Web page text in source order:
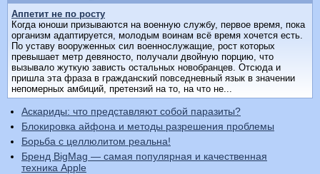
Аппетит не по росту
Когда юноши призываются на военную службу, первое время, пока
организм адаптируется, молодым воинам всё время хочется есть.
По уставу вооруженных сил военнослужащие, рост которых
превышает метр девяносто, получали двойную порцию, что
вызывало жуткую зависть остальных новобранцев. Отсюда и
пришла эта фраза в гражданский повседневный язык в значении
непомерных амбиций, претензий на то, на что не...
Аскариды: что представляют собой паразиты?
Блокировка айфона и методы разрешения проблемы
Борьба с целлюлитом реальна!
Бренд BigMag — самая популярная и качественная
техника Apple